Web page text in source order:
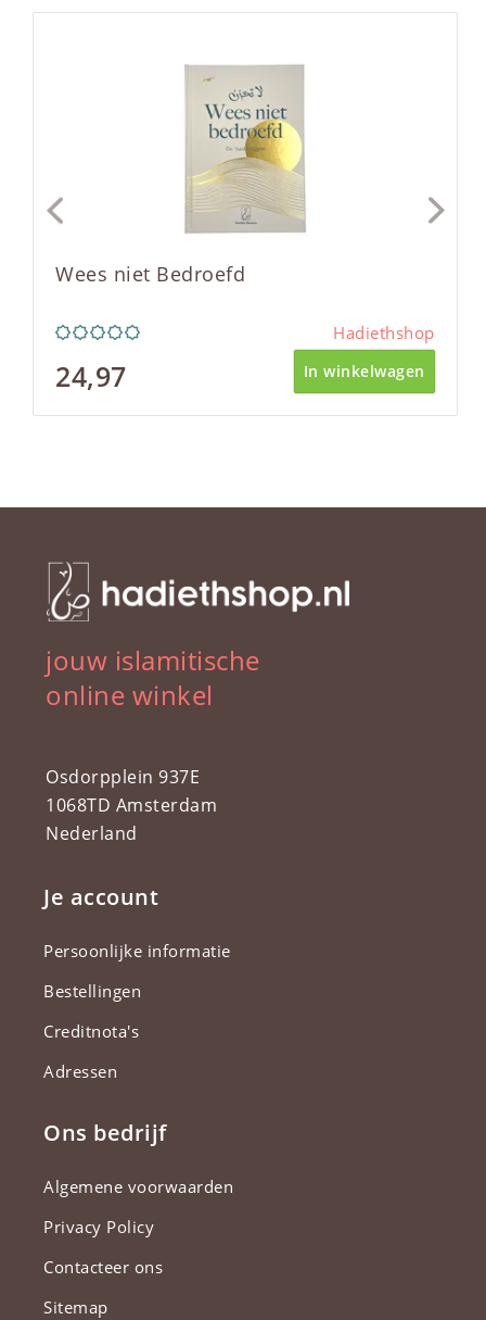
Wees niet Bedroefd
Hadiethshop
24,97 In winkelwagen
jouw islamitische
online winkel
Osdorpplein 937E
1068TD Amsterdam
Nederland
Je account
Persoonlijke informatie
Bestellingen
Creditnota's
Adressen
Ons bedrijf
Algemene voorwaarden
Privacy Policy
Contacteer ons
Sitemap